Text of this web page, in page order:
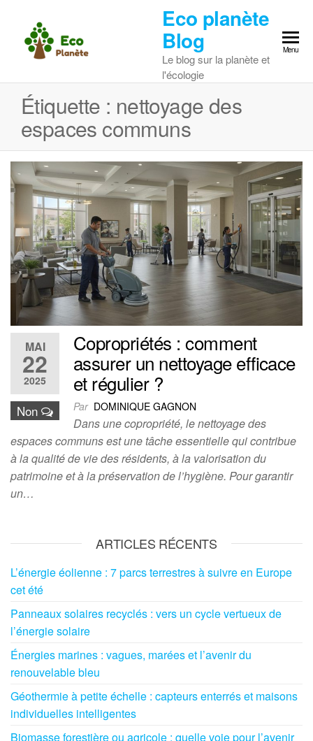
content
Eco planète
Blog
Le blog sur la planète et
l'écologie
Menu
Étiquette : nettoyage des
espaces communs
MAI
22
2025
Non
Copropriétés : comment
assurer un nettoyage efficace
et régulier ?
Par DOMINIQUE GAGNON
Dans une copropriété, le nettoyage des
espaces communs est une tâche essentielle qui contribue
à la qualité de vie des résidents, à la valorisation du
patrimoine et à la préservation de l’hygiène. Pour garantir
un…
ARTICLES RÉCENTS
L’énergie éolienne : 7 parcs terrestres à suivre en Europe
cet été
Panneaux solaires recyclés : vers un cycle vertueux de
l’énergie solaire
Énergies marines : vagues, marées et l’avenir du
renouvelable bleu
Géothermie à petite échelle : capteurs enterrés et maisons
individuelles intelligentes
Biomasse forestière ou agricole : quelle voie pour l’avenir